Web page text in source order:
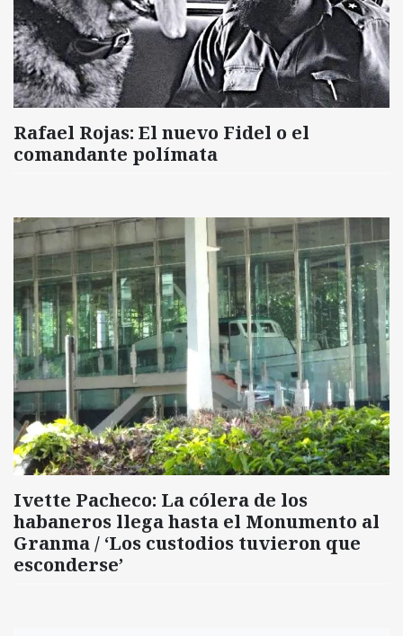
Rafael Rojas: El nuevo Fidel o el
comandante polímata
Ivette Pacheco: La cólera de los
habaneros llega hasta el Monumento al
Granma / ‘Los custodios tuvieron que
esconderse’